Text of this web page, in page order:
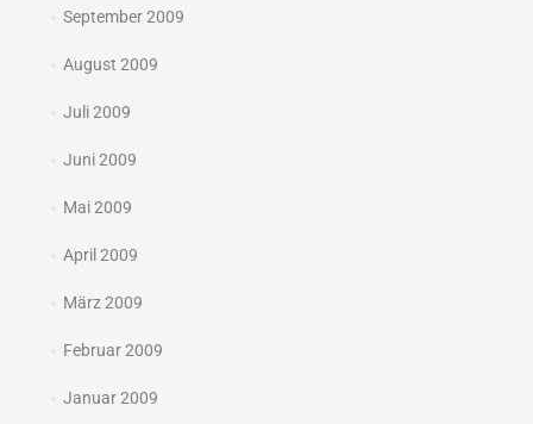
September 2009
August 2009
Juli 2009
Juni 2009
Mai 2009
April 2009
März 2009
Februar 2009
Januar 2009